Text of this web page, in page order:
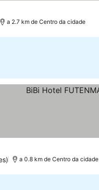
a 2.7 km de Centro da cidade
a 0.8 km de Centro da cidade